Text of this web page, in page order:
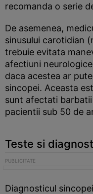
recomanda o serie
De asemenea,
sinusului carotidian
trebuie evitata
afectiuni
daca acestea ar
sincopei. Aceasta
sunt afectati
pacientii sub 50 de
Teste si
Diagnosticul